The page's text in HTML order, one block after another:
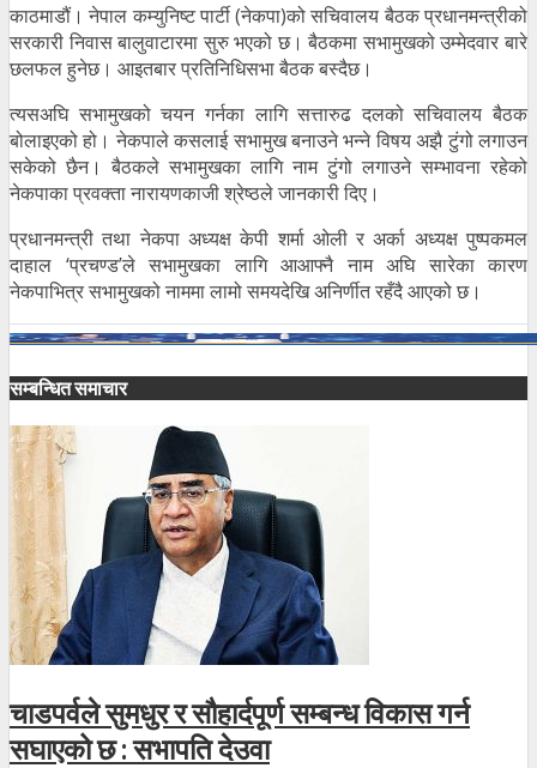
काठमाडौं। नेपाल कम्युनिष्ट पार्टी (नेकपा)को सचिवालय बैठक प्रधानमन्त्रीको
सरकारी निवास बालुवाटारमा सुरु भएको छ। बैठकमा सभामुखको उम्मेदवार बारे
छलफल हुनेछ। आइतबार प्रतिनिधिसभा बैठक बस्दैछ।
त्यसअघि सभामुखको चयन गर्नका लागि सत्तारुढ दलको सचिवालय बैठक
बोलाइएको हो। नेकपाले कसलाई सभामुख बनाउने भन्ने विषय अझै टुंगो लगाउन
सकेको छैन। बैठकले सभामुखका लागि नाम टुंगो लगाउने सम्भावना रहेको
नेकपाका प्रवक्ता नारायणकाजी श्रेष्ठले जानकारी दिए।
प्रधानमन्त्री तथा नेकपा अध्यक्ष केपी शर्मा ओली र अर्का अध्यक्ष पुष्पकमल
दाहाल ‘प्रचण्ड’ले सभामुखका लागि आआफ्नै नाम अघि सारेका कारण
नेकपाभित्र सभामुखको नाममा लामो समयदेखि अनिर्णीत रहँदै आएको छ।
सम्बन्धित समाचार
चाडपर्वले सुमधुर र सौहार्दपूर्ण सम्बन्ध विकास गर्न
सघाएको छ : सभापति देउवा